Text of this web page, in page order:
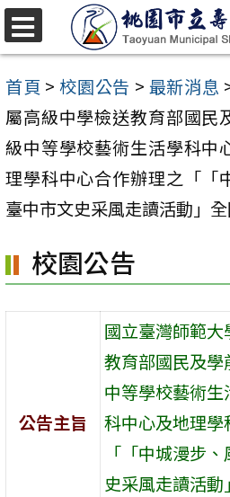
跳
至
主
要
內
容
區
首頁 > 校園公告 > 最新消息
屬高級中學檢送教育部國民
級中等學校藝術生活學科中
理學科中心合作辦理之「「
臺中市文史采風走讀活動」
校園公告
公告主旨
國立臺灣師範
教育部國民及
中等學校藝術
科中心及地理
「「中城漫步
史采風走讀活
選
單